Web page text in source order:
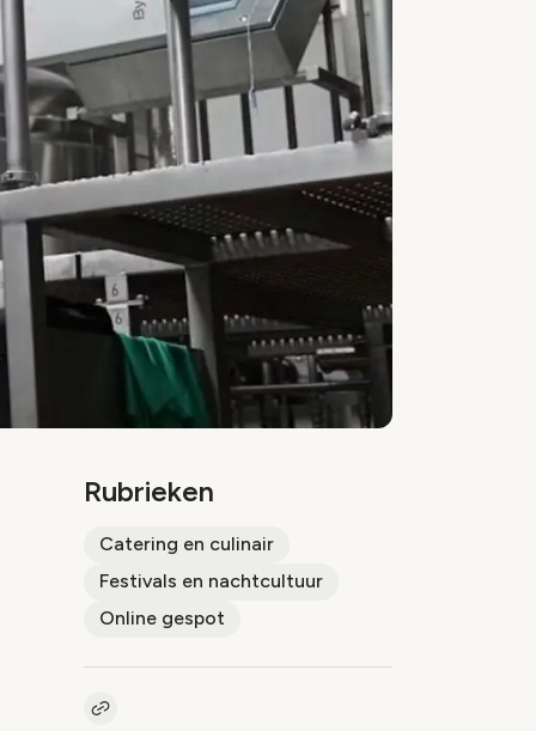
Rubrieken
Catering en culinair
Festivals en nachtcultuur
Online gespot
Kopieer link naar artikel